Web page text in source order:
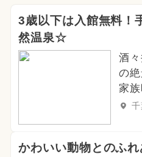
3歳以下は入館無料！
然温泉☆
酒
の
家
かわいい動物とのふ